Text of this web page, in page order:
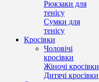
Рюкзаки для
тенісу
Сумки для
тенісу
Кросівки
Чоловічі
кросівки
Жіночі кросівки
Дитячі кросівки